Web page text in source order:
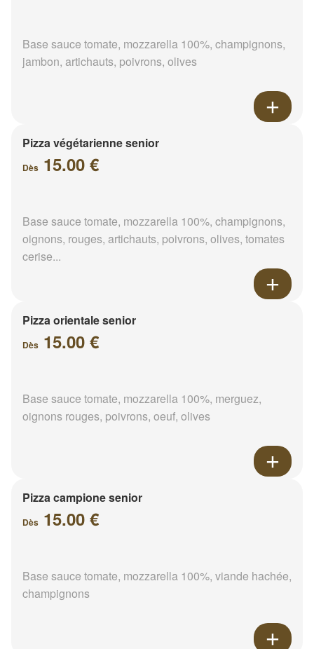
Base sauce tomate, mozzarella 100%, champignons,
jambon, artichauts, poivrons, olives
Pizza végétarienne senior
Dès 15.00 €
Base sauce tomate, mozzarella 100%, champignons,
oignons, rouges, artichauts, poivrons, olives, tomates
cerise...
Pizza orientale senior
Dès 15.00 €
Base sauce tomate, mozzarella 100%, merguez,
oignons rouges, poivrons, oeuf, olives
Pizza campione senior
Dès 15.00 €
Base sauce tomate, mozzarella 100%, viande hachée,
champignons